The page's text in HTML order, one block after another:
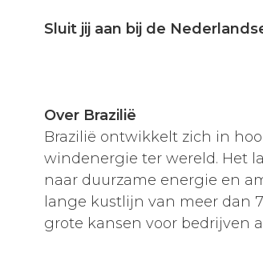
Sluit jij aan bij de
Over Brazilië
Brazilië ontwikkelt zich in
windenergie ter wereld. Het
naar duurzame energie en
lange kustlijn van meer dan
grote kansen voor bedrijven